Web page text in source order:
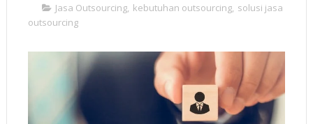
Jasa Outsourcing, kebutuhan outsourcing, solusi jasa
outsourcing